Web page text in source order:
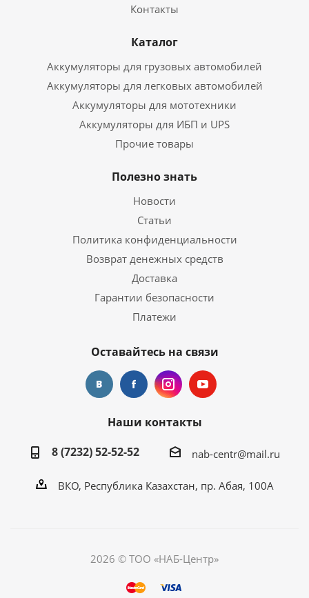
Контакты
Каталог
Аккумуляторы для грузовых автомобилей
Аккумуляторы для легковых автомобилей
Аккумуляторы для мототехники
Аккумуляторы для ИБП и UPS
Прочие товары
Полезно знать
Новости
Статьи
Политика конфиденциальности
Возврат денежных средств
Доставка
Гарантии безопасности
Платежи
Оставайтесь на связи
Наши контакты
8 (7232) 52-52-52
nab-centr@mail.ru
ВКО, Республика Казахстан, пр. Абая, 100А
2026 © ТОО «НАБ-Центр»